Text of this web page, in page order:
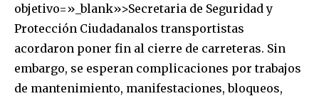
objetivo=»_blank»>Secretaria de Seguridad y
Protección Ciudadanalos transportistas
acordaron poner fin al cierre de carreteras. Sin
embargo, se esperan complicaciones por trabajos
de mantenimiento, manifestaciones, bloqueos,